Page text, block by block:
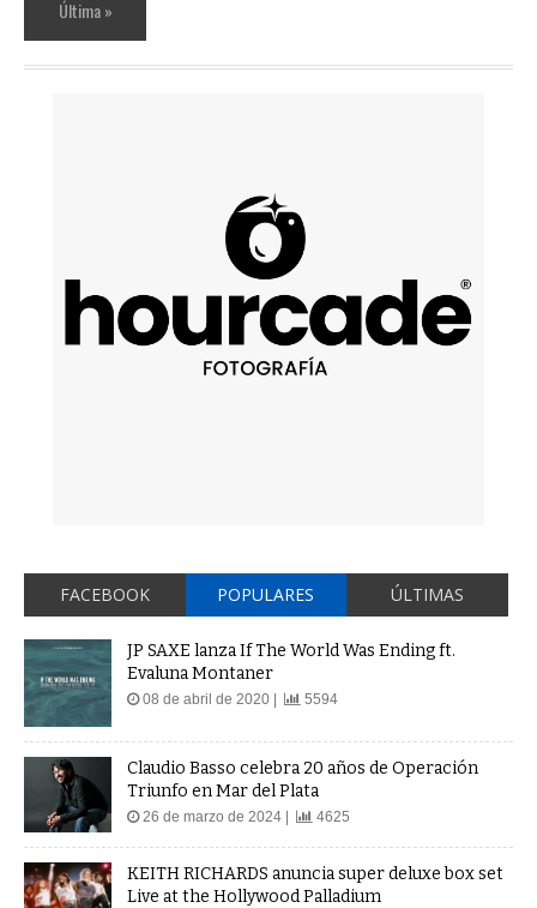
Última »
FACEBOOK POPULARES ÚLTIMAS
JP SAXE lanza If The World Was Ending ft.
Evaluna Montaner
08 de abril de 2020 | 5594
Claudio Basso celebra 20 años de Operación
Triunfo en Mar del Plata
26 de marzo de 2024 | 4625
KEITH RICHARDS anuncia super deluxe box set
Live at the Hollywood Palladium